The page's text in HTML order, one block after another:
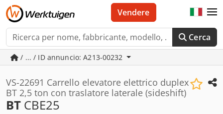
Cerca
Vendere
/ ... / ID annuncio: A213-00232
VS-22691 Carrello elevatore elettrico duplex
BT 2,5 ton con traslatore laterale (sideshift)
BT CBE25